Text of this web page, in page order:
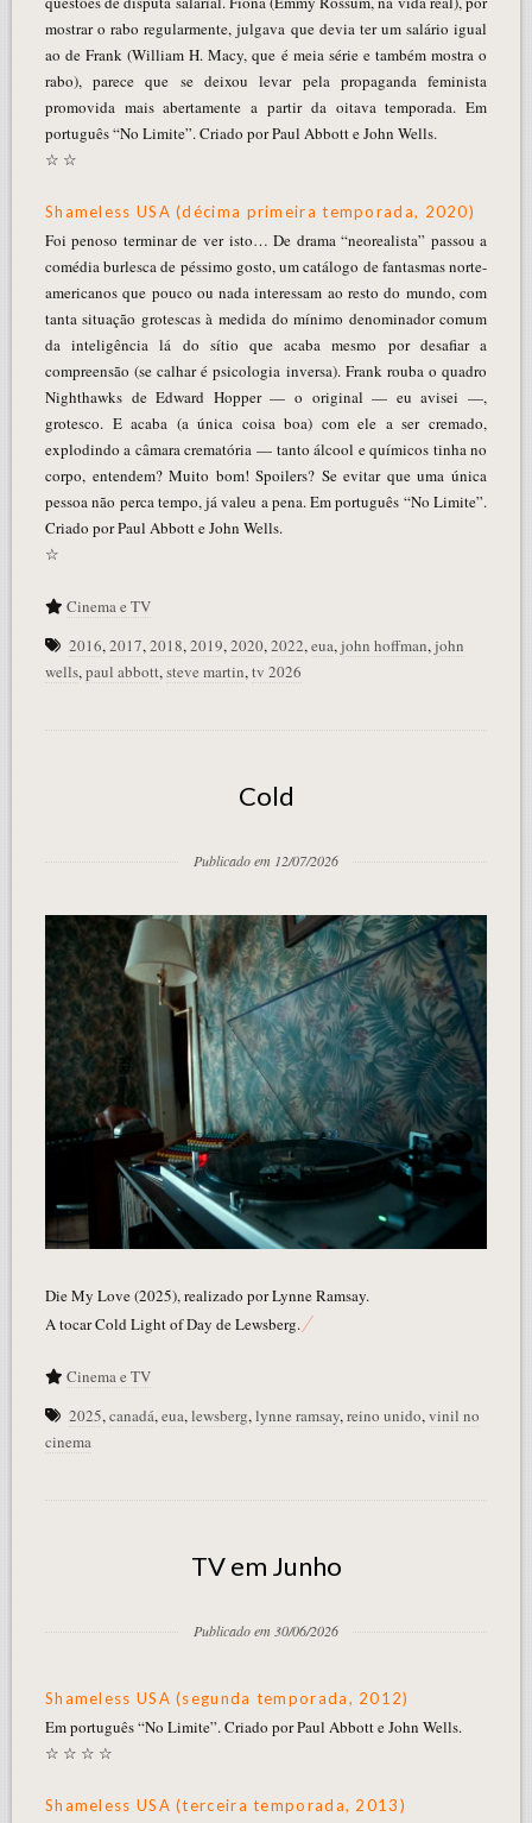
mostrar o rabo regularmente, julgava que devia ter um salário igual
ao de Frank (William H. Macy, que é meia série e também mostra o
rabo), parece que se deixou levar pela propaganda feminista
promovida mais abertamente a partir da oitava temporada. Em
português “No Limite”. Criado por Paul Abbott e John Wells.
☆ ☆
Shameless USA (décima primeira temporada, 2020)
Foi penoso terminar de ver isto… De drama “neorealista” passou a
comédia burlesca de péssimo gosto, um catálogo de fantasmas norte-
americanos que pouco ou nada interessam ao resto do mundo, com
tanta situação grotescas à medida do mínimo denominador comum
da inteligência lá do sítio que acaba mesmo por desafiar a
compreensão (se calhar é psicologia inversa). Frank rouba o quadro
Nighthawks de Edward Hopper — o original — eu avisei —,
grotesco. E acaba (a única coisa boa) com ele a ser cremado,
explodindo a câmara crematória — tanto álcool e químicos tinha no
corpo, entendem? Muito bom! Spoilers? Se evitar que uma única
pessoa não perca tempo, já valeu a pena. Em português “No Limite”.
Criado por Paul Abbott e John Wells.
☆
Cinema e TV
2016,2017,2018,2019,2020,2022,eua,john hoffman,john
wells,paul abbott,steve martin,tv 2026
Cold
Publicado em 12/07/2026
Die My Love (2025), realizado por Lynne Ramsay.
A tocar Cold Light of Day de Lewsberg.
Cinema e TV
2025,canadá,eua,lewsberg,lynne ramsay,reino unido,vinil no
cinema
TV em Junho
Publicado em 30/06/2026
Shameless USA (segunda temporada, 2012)
Em português “No Limite”. Criado por Paul Abbott e John Wells.
☆ ☆ ☆ ☆
Shameless USA (terceira temporada, 2013)